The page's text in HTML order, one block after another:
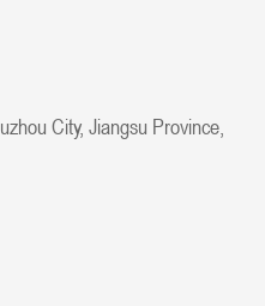
City, Jiangsu Province,